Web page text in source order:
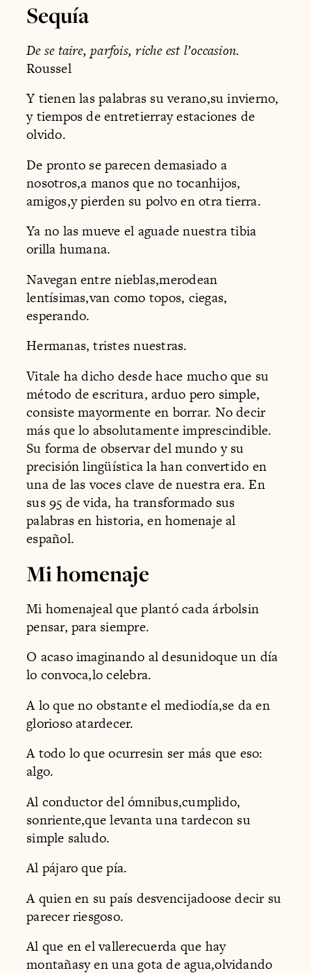
Sequía
De se taire, parfois, riche est l’occasion.
Roussel
Y tienen las palabras su verano,su invierno,
y tiempos de entretierray estaciones de
olvido.
De pronto se parecen demasiado a
nosotros,a manos que no tocanhijos,
amigos,y pierden su polvo en otra tierra.
Ya no las mueve el aguade nuestra tibia
orilla humana.
Navegan entre nieblas,merodean
lentísimas,van como topos, ciegas,
esperando.
Hermanas, tristes nuestras.
Vitale ha dicho desde hace mucho que su
método de escritura, arduo pero simple,
consiste mayormente en borrar. No decir
más que lo absolutamente imprescindible.
Su forma de observar del mundo y su
precisión lingüística la han convertido en
una de las voces clave de nuestra era. En
sus 95 de vida, ha transformado sus
palabras en historia, en homenaje al
español.
Mi homenaje
Mi homenajeal que plantó cada árbolsin
pensar, para siempre.
O acaso imaginando al desunidoque un día
lo convoca,lo celebra.
A lo que no obstante el mediodía,se da en
glorioso atardecer.
A todo lo que ocurresin ser más que eso:
algo.
Al conductor del ómnibus,cumplido,
sonriente,que levanta una tardecon su
simple saludo.
Al pájaro que pía.
A quien en su país desvencijadoose decir su
parecer riesgoso.
Al que en el vallerecuerda que hay
montañasy en una gota de agua,olvidando